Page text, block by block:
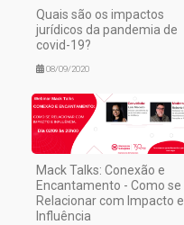
Quais são os impactos
jurídicos da pandemia de
covid-19?
08/09/2020
Mack Talks: Conexão e
Encantamento - Como se
Relacionar com Impacto e
Influência